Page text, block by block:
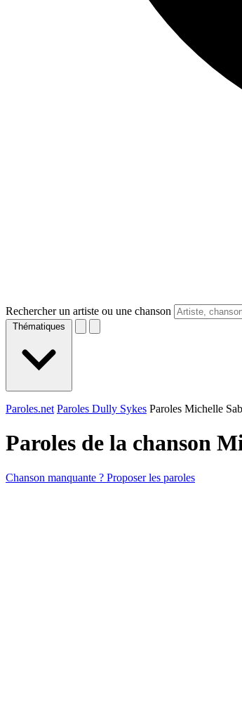
Rechercher un artiste ou une chanson
Thématiques
Paroles.net Paroles Dully Sykes Paroles Michelle
Paroles de la chanson
Chanson manquante ? Proposer les paroles